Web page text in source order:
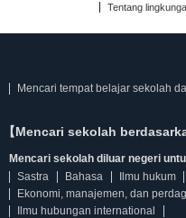
Tentang
Mencari tempat belajar sekolah
【Mencari sekolah
Mencari sekolah diluar negeri
Sastra
Bahasa
Ilmu hukum
Ekonomi, manajemen, dan
Ilmu hubungan international